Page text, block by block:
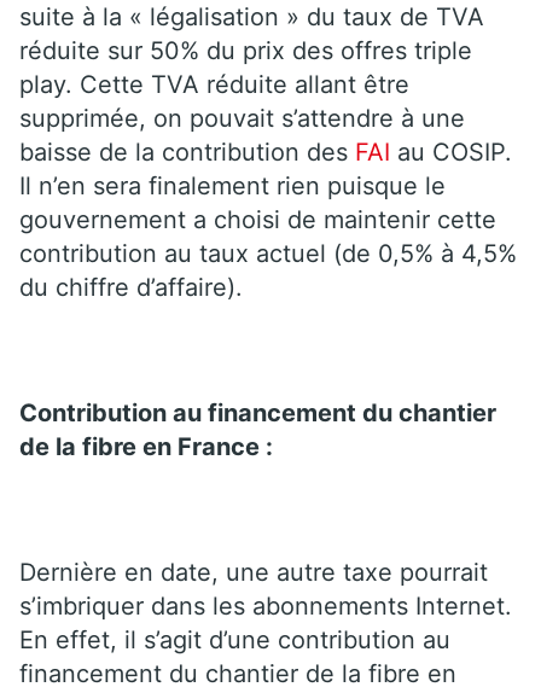
suite à la « légalisation » du taux de TVA
réduite sur 50% du prix des offres triple
play. Cette TVA réduite allant être
supprimée, on pouvait s’attendre à une
baisse de la contribution des FAI au COSIP.
Il n’en sera finalement rien puisque le
gouvernement a choisi de maintenir cette
contribution au taux actuel (de 0,5% à 4,5%
du chiffre d’affaire).
Contribution au financement du chantier
de la fibre en France :
Dernière en date, une autre taxe pourrait
s’imbriquer dans les abonnements Internet.
En effet, il s’agit d’une contribution au
financement du chantier de la fibre en